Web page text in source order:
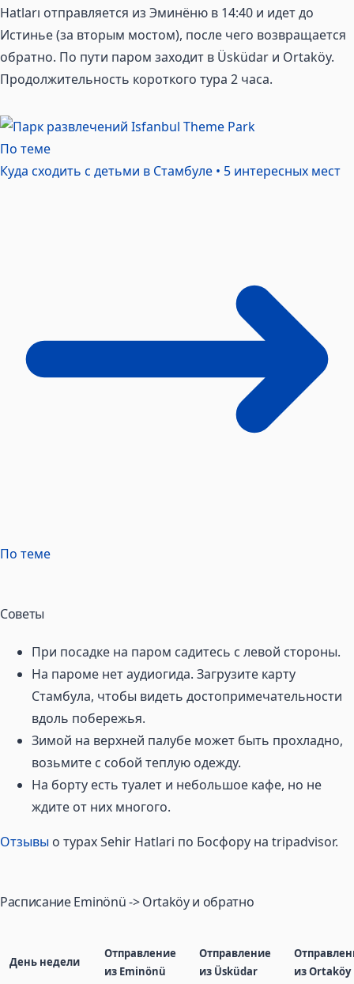
Hatları отправляется из Эминёню в 14:40 и идет до
Истинье (за вторым мостом), после чего возвращается
обратно. По пути паром заходит в Üsküdar и Ortaköy.
Продолжительность короткого тура 2 часа.
По теме
Куда сходить с детьми в Стамбуле • 5 интересных мест
По теме
Советы
При посадке на паром садитесь с левой стороны.
На пароме нет аудиогида. Загрузите карту
Стамбула, чтобы видеть достопримечательности
вдоль побережья.
Зимой на верхней палубе может быть прохладно,
возьмите с собой теплую одежду.
На борту есть туалет и небольшое кафе, но не
ждите от них многого.
Отзывы о турах Sehir Hatlari по Босфору на tripadvisor.
Расписание Eminönü -> Ortaköy и обратно
День недели
Отправление
из Eminönü
Отправление
из Üsküdar
из Ortaköy